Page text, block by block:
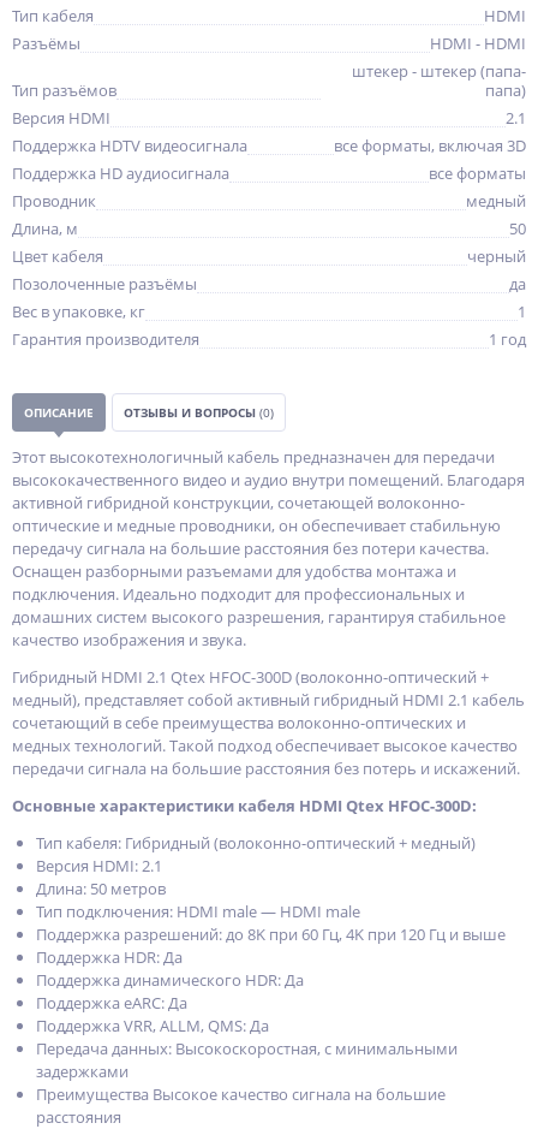
Тип кабеля
HDMI
Разъёмы
HDMI - HDMI
Тип разъёмов
штекер - штекер (папа-
папа)
Версия HDMI
2.1
Поддержка HDTV видеосигнала
все форматы, включая 3D
Поддержка HD аудиосигнала
все форматы
Проводник
медный
Длина, м
50
Цвет кабеля
черный
Позолоченные разъёмы
да
Вес в упаковке, кг
1
Гарантия производителя
1 год
ОПИСАНИЕ ОТЗЫВЫ И ВОПРОСЫ (0)
Этот высокотехнологичный кабель предназначен для передачи
высококачественного видео и аудио внутри помещений. Благодаря
активной гибридной конструкции, сочетающей волоконно-
оптические и медные проводники, он обеспечивает стабильную
передачу сигнала на большие расстояния без потери качества.
Оснащен разборными разъемами для удобства монтажа и
подключения. Идеально подходит для профессиональных и
домашних систем высокого разрешения, гарантируя стабильное
качество изображения и звука.
Гибридный HDMI 2.1 Qtex HFOC-300D (волоконно-оптический +
медный), представляет собой активный гибридный HDMI 2.1 кабель
сочетающий в себе преимущества волоконно-оптических и
медных технологий. Такой подход обеспечивает высокое качество
передачи сигнала на большие расстояния без потерь и искажений.
Основные характеристики кабеля HDMI Qtex HFOC-300D:
Тип кабеля: Гибридный (волоконно-оптический + медный)
Версия HDMI: 2.1
Длина: 50 метров
Тип подключения: HDMI male — HDMI male
Поддержка разрешений: до 8K при 60 Гц, 4K при 120 Гц и выше
Поддержка HDR: Да
Поддержка динамического HDR: Да
Поддержка eARC: Да
Поддержка VRR, ALLM, QMS: Да
Передача данных: Высокоскоростная, с минимальными
задержками
Преимущества Высокое качество сигнала на большие
расстояния